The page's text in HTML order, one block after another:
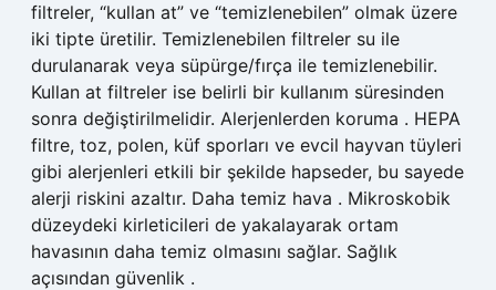
filtreler, “kullan at” ve “temizlenebilen” olmak üzere
iki tipte üretilir. Temizlenebilen filtreler su ile
durulanarak veya süpürge/fırça ile temizlenebilir.
Kullan at filtreler ise belirli bir kullanım süresinden
sonra değiştirilmelidir. Alerjenlerden koruma . HEPA
filtre, toz, polen, küf sporları ve evcil hayvan tüyleri
gibi alerjenleri etkili bir şekilde hapseder, bu sayede
alerji riskini azaltır. Daha temiz hava . Mikroskobik
düzeydeki kirleticileri de yakalayarak ortam
havasının daha temiz olmasını sağlar. Sağlık
açısından güvenlik .